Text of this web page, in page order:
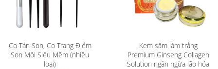
Cọ Tán Son, Cọ Trang Điểm
Son Môi Siêu Mềm (nhiều
loại)
Kem sâm làm trắng
Premium Ginseng Collagen
Solution ngăn ngừa lão hóa